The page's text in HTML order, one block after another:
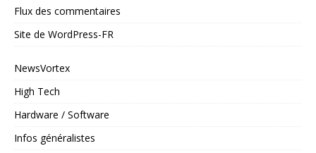
Flux des commentaires
Site de WordPress-FR
NewsVortex
High Tech
Hardware / Software
Infos généralistes